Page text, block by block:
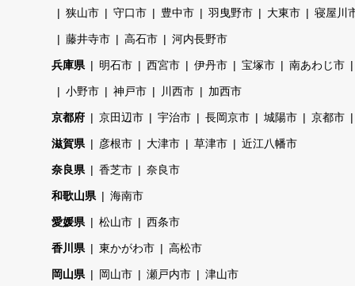
狭山市 守口市 豊中市 羽曳野市 大東市 寝屋川
藤井寺市 高石市 河内長野市
兵庫県 明石市 西宮市 伊丹市 宝塚市 南あわじ市
小野市 神戸市 川西市 加西市
京都府 京田辺市 宇治市 長岡京市 城陽市 京都市
滋賀県 彦根市 大津市 草津市 近江八幡市
奈良県 香芝市 奈良市
和歌山県 海南市
愛媛県 松山市 西条市
香川県 東かがわ市 高松市
岡山県 岡山市 瀬戸内市 津山市